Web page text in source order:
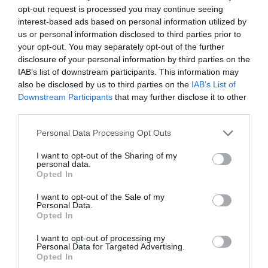
opt-out request is processed you may continue seeing
interest-based ads based on personal information utilized by
us or personal information disclosed to third parties prior to
your opt-out. You may separately opt-out of the further
disclosure of your personal information by third parties on the
IAB’s list of downstream participants. This information may
also be disclosed by us to third parties on the IAB’s List of
Downstream Participants that may further disclose it to other
Please note that this website/app uses one or more Google
not limited to your visit or usage behaviour. You may click to
grant or deny consent to Google and its third-party tags to
use your data for below specified purposes in below Google
consent section.
Personal Data Processing Opt Outs
I want to opt-out of the Sharing of my
personal data.
Opted In
I want to opt-out of the Sale of my
Personal Data.
Opted In
I want to opt-out of processing my
Personal Data for Targeted Advertising.
Opted In
„Part 1” és a még idén érkező „Part 2” együtt jelzik egy új
kreatív és személyes korszak kezdetét, amelyet a fejlődés,
a szabadság és a megújulás határoz meg.
Jason Derulo közel 250 millió követővel rendelkezik a
közösségi médiában, ebből több mint 66 millióan követik
a TikTokon. A platformon a 4. legkövetettebb férfi előadó
és a zenei előadók között is a legnagyobb globális hatású
Bár ma már világszerte többszörös platinalemezes
énekesként és dalszerzőként ismert, Jason Derulo
története szerényen indult. Saját szavaival élve „egy
Miamiban élő haiti család gyermekeként” kezdte
pályafutását, és kitartó munkájának köszönhetően vált
előadójává. Több mint 250 millió eladott kislemezzel és
több tízmilliárd streammel olyan generációs slágerek
„Swalla”és a„Savage Love”, ami a Billboard Hot 100 lista
élére került, és 16 ország slágerlistáját vezette.